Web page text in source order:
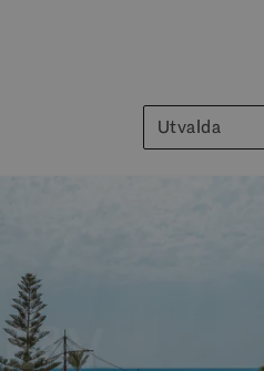
Utvalda